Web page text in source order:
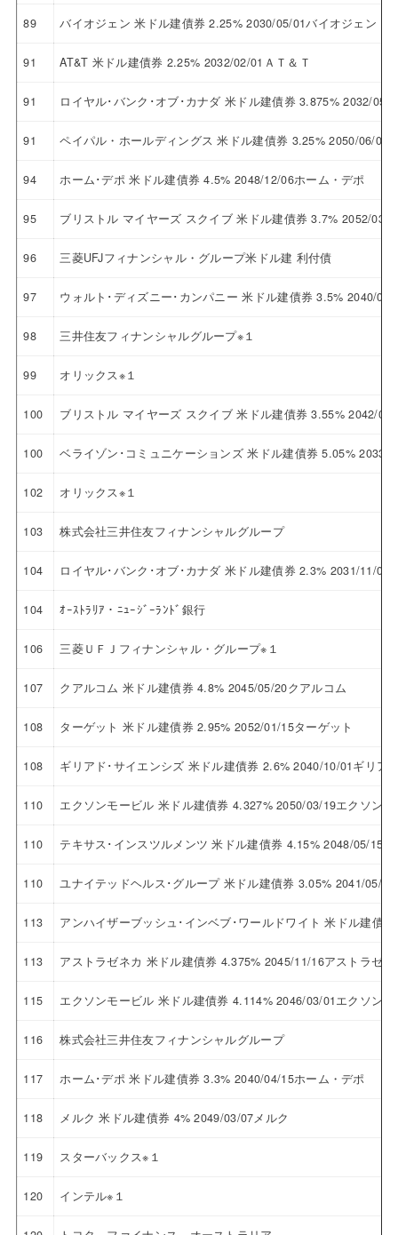
89 バイオジェン 米ドル建債券 2.25% 2030/05/01バイオジェン
91 AT&T 米ドル建債券 2.25% 2032/02/01ＡＴ＆Ｔ
91 ロイヤル･バンク･オブ･カナダ 米ドル建債券 3.875% 2032/05/
91 ペイパル・ホールディングス 米ドル建債券 3.25% 2050/06/01
94 ホーム･デポ 米ドル建債券 4.5% 2048/12/06ホーム・デポ
95 ブリストル マイヤーズ スクイブ 米ドル建債券 3.7% 2052/
96 三菱UFJフィナンシャル・グループ米ドル建 利付債
97 ウォルト･ディズニー･カンパニー 米ドル建債券 3.5% 2040/
98 三井住友フィナンシャルグループ※１
99 オリックス※１
100 ブリストル マイヤーズ スクイブ 米ドル建債券 3.55% 2042/
100 ベライゾン･コミュニケーションズ 米ドル建債券 5.05% 2033/
102 オリックス※１
103 株式会社三井住友フィナンシャルグループ
104 ロイヤル･バンク･オブ･カナダ 米ドル建債券 2.3% 2031/11/03
104 ｵｰｽﾄﾗﾘｱ・ﾆｭｰｼﾞｰﾗﾝﾄﾞ銀行
106 三菱ＵＦＪフィナンシャル・グループ※１
107 クアルコム 米ドル建債券 4.8% 2045/05/20クアルコム
108 ターゲット 米ドル建債券 2.95% 2052/01/15ターゲット
108 ギリアド･サイエンシズ 米ドル建債券 2.6% 2040/10/01ギリア
110 エクソンモービル 米ドル建債券 4.327% 2050/03/19エクソン
110 テキサス･インスツルメンツ 米ドル建債券 4.15% 2048/05/15
110 ユナイテッドヘルス･グループ 米ドル建債券 3.05% 2041/05/
113 アンハイザーブッシュ･インベブ･ワールドワイト 米ドル建債
113 アストラゼネカ 米ドル建債券 4.375% 2045/11/16アストラゼネ
115 エクソンモービル 米ドル建債券 4.114% 2046/03/01エクソン
116 株式会社三井住友フィナンシャルグループ
117 ホーム･デポ 米ドル建債券 3.3% 2040/04/15ホーム・デポ
118 メルク 米ドル建債券 4% 2049/03/07メルク
119 スターバックス※１
120 インテル※１